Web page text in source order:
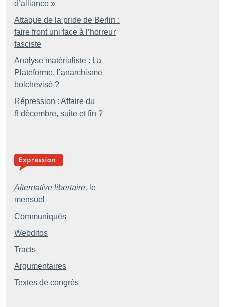
d’alliance »
Attaque de la pride de Berlin :
faire front uni face à l’horreur
fasciste
Analyse matérialiste : La
Plateforme, l’anarchisme
bolchevisé ?
Répression : Affaire du
8 décembre, suite et fin ?
Alternative libertaire, le
mensuel
Communiqués
Webditos
Tracts
Argumentaires
Textes de congrès